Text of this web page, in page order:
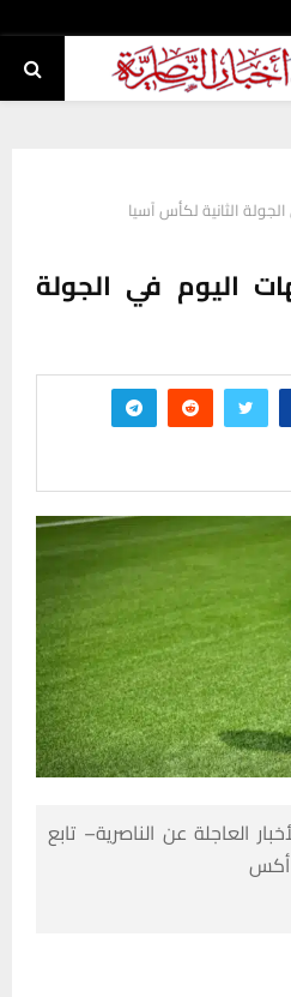
الثانية لكأس آسيا
اليوم في الجولة
العاجلة عن الناصرية– تابع
أكس